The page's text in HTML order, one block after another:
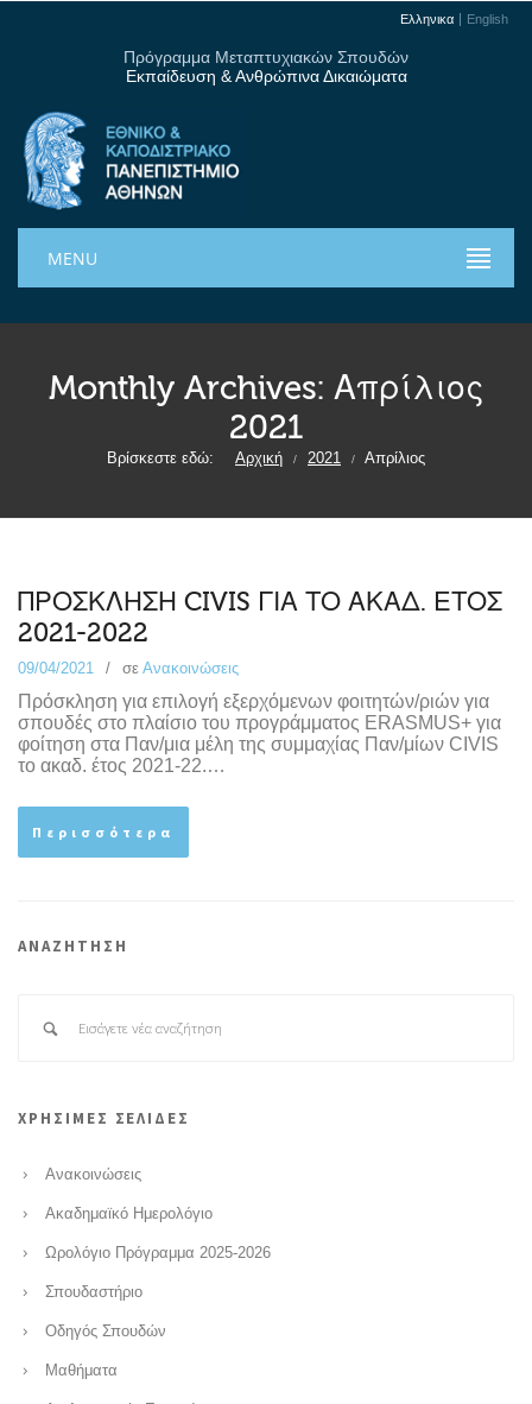
Ελληνικα English
Πρόγραμμα Μεταπτυχιακών Σπουδών
Εκπαίδευση & Ανθρώπινα Δικαιώματα
MENU
Monthly Archives: Απρίλιος
2021
Βρίσκεστε εδώ: Αρχική / 2021 / Απρίλιος
ΠΡΟΣΚΛΗΣΗ CIVIS ΓΙΑ ΤΟ ΑΚΑΔ. ΕΤΟΣ
2021-2022
09/04/2021 σε Ανακοινώσεις
Πρόσκληση για επιλογή εξερχόμενων φοιτητών/ριών για
σπουδές στο πλαίσιο του προγράμματος ERASMUS+ για
φοίτηση στα Παν/μια μέλη της συμμαχίας Παν/μίων CIVIS
το ακαδ. έτος 2021-22.…
Περισσότερα
ΑΝΑΖΗΤΗΣΗ
ΧΡΗΣΙΜΕΣ ΣΕΛΙΔΕΣ
Ανακοινώσεις
Ακαδημαϊκό Ημερολόγιο
Ωρολόγιο Πρόγραμμα 2025-2026
Σπουδαστήριο
Οδηγός Σπουδών
Μαθήματα